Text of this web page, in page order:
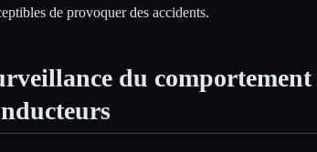
de provoquer des accidents.
du comportement